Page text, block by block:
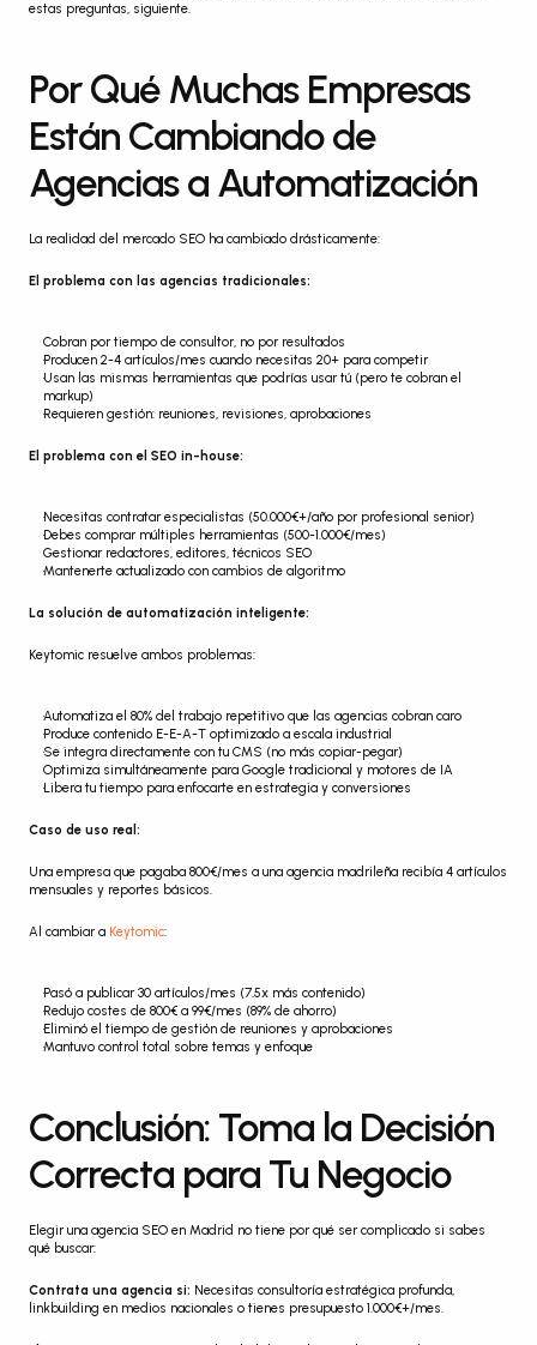
estas preguntas, siguiente.
Por Qué Muchas Empresas
Están Cambiando de
Agencias a Automatización
La realidad del mercado SEO ha cambiado drásticamente:
El problema con las agencias tradicionales:
Cobran por tiempo de consultor, no por resultados
Producen 2-4 artículos/mes cuando necesitas 20+ para competir
Usan las mismas herramientas que podrías usar tú (pero te cobran el
markup)
Requieren gestión: reuniones, revisiones, aprobaciones
El problema con el SEO in-house:
Necesitas contratar especialistas (50.000€+/año por profesional senior)
Debes comprar múltiples herramientas (500-1.000€/mes)
Gestionar redactores, editores, técnicos SEO
Mantenerte actualizado con cambios de algoritmo
La solución de automatización inteligente:
Keytomic resuelve ambos problemas:
Automatiza el 80% del trabajo repetitivo que las agencias cobran caro
Produce contenido E-E-A-T optimizado a escala industrial
Se integra directamente con tu CMS (no más copiar-pegar)
Optimiza simultáneamente para Google tradicional y motores de IA
Libera tu tiempo para enfocarte en estrategia y conversiones
Caso de uso real:
Una empresa que pagaba 800€/mes a una agencia madrileña recibía 4 artículos
mensuales y reportes básicos.
Al cambiar a Keytomic:
Pasó a publicar 30 artículos/mes (7.5x más contenido)
Redujo costes de 800€ a 99€/mes (89% de ahorro)
Eliminó el tiempo de gestión de reuniones y aprobaciones
Mantuvo control total sobre temas y enfoque
Conclusión: Toma la Decisión
Correcta para Tu Negocio
Elegir una agencia SEO en Madrid no tiene por qué ser complicado si sabes
qué buscar:
Contrata una agencia si: Necesitas consultoría estratégica profunda,
linkbuilding en medios nacionales o tienes presupuesto 1.000€+/mes.